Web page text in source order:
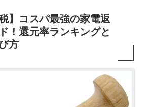
】コスパ最強の家電返
！還元率ランキングと
方